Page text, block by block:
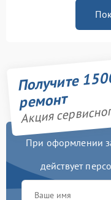
Получите
ремонт
Акция
При оформлении
действует